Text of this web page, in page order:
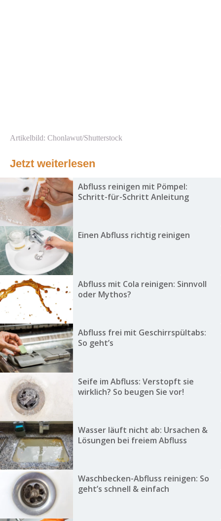
Artikelbild: Chonlawut/Shutterstock
Jetzt weiterlesen
Abfluss reinigen mit Pömpel:
Schritt-für-Schritt Anleitung
Einen Abfluss richtig reinigen
Abfluss mit Cola reinigen: Sinnvoll
oder Mythos?
Abfluss frei mit Geschirrspültabs:
So geht’s
Seife im Abfluss: Verstopft sie
wirklich? So beugen Sie vor!
Wasser läuft nicht ab: Ursachen &
Lösungen bei freiem Abfluss
Waschbecken-Abfluss reinigen: So
geht’s schnell & einfach